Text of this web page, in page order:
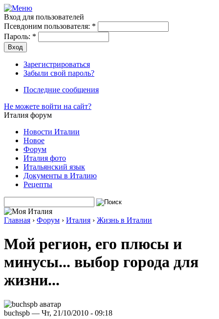
Вход для пользователей
Псевдоним пользователя: *
Пароль: *
Зарегистрироваться
Забыли свой пароль?
Последние сообщения
Не можете войти на сайт?
Италия форум
Новости Италии
Новое
Форум
Италия фото
Итальянский язык
Документы в Италию
Рецепты
Главная › Форум › Италия › Жизнь в Италии
Мой регион, его плюсы и
минусы... выбор города для
жизни...
buchspb — Чт, 21/10/2010 - 09:18